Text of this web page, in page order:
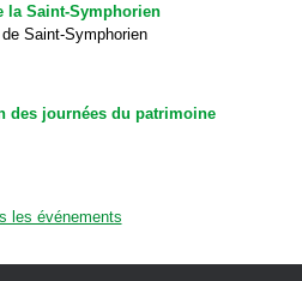
la Saint-Symphorien
Saint-Symphorien
des journées du patrimoine
les événements